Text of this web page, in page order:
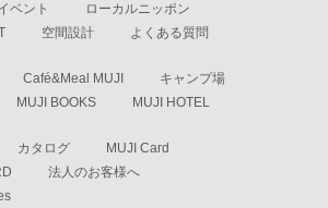
ベント
ローカルニッポン
空間設計 よくある質問
Café&Meal MUJI
キャンプ場
MUJI BOOKS MUJI HOTEL
カタログ
MUJI Card
法人のお客様へ